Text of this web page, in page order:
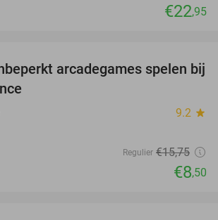
€22,95
46%
arcadegames spelen bij
9.2 star
Regulier €15,75
€8,50